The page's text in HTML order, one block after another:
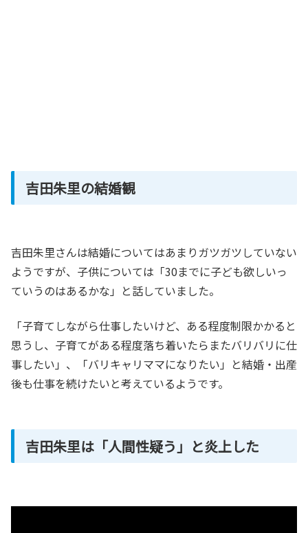
吉田朱里の結婚観
吉田朱里さんは結婚についてはあまりガツガツしていない
ようですが、子供については「30までに子ども欲しいっ
ていうのはあるかな」と話していました。
「子育てしながら仕事したいけど、ある程度制限かかると
思うし、子育てがある程度落ち着いたらまたバリバリに仕
事したい」、「バリキャリママになりたい」と結婚・出産
後も仕事を続けたいと考えているようです。
吉田朱里は「人間性疑う」と炎上した